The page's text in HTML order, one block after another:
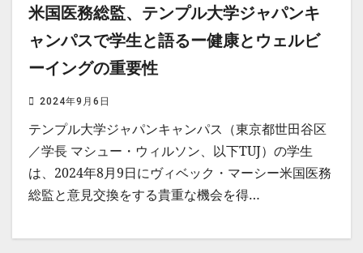
米国医務総監、テンプル大学ジャパンキ
ャンパスで学生と語るー健康とウェルビ
ーイングの重要性
2024年9月6日
テンプル大学ジャパンキャンパス（東京都世田谷区
／学長 マシュー・ウィルソン、以下TUJ）の学生
は、2024年8月9日にヴィベック・マーシー米国医務
総監と意見交換をする貴重な機会を得…